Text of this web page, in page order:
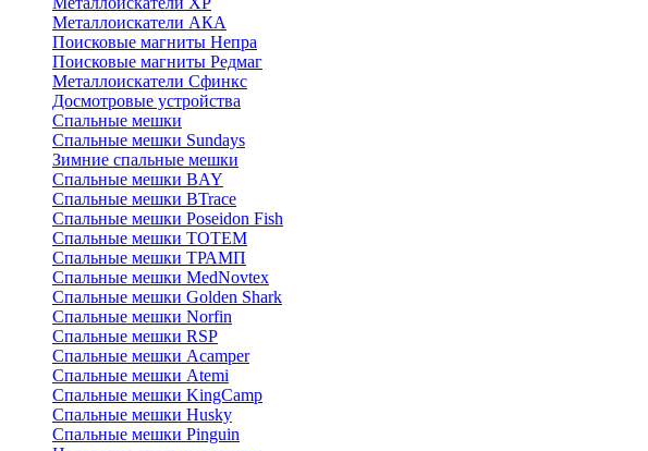
Металлоискатели АКА
Поисковые магниты Непра
Поисковые магниты Редмаг
Металлоискатели Сфинкс
Досмотровые устройства
Спальные мешки
Спальные мешки Sundays
Зимние спальные мешки
Спальные мешки BAY
Спальные мешки BTrace
Спальные мешки Poseidon Fish
Спальные мешки ТОТЕМ
Спальные мешки ТРАМП
Cпальные мешки MedNovtex
Спальные мешки Golden Shark
Спальные мешки Norfin
Спальные мешки RSP
Спальные мешки Acamper
Спальные мешки Atemi
Спальные мешки KingCamp
Спальные мешки Husky
Спальные мешки Pinguin